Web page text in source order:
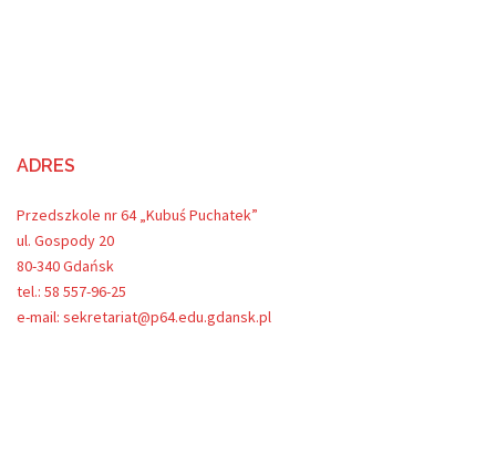
ADRES
Przedszkole nr 64 „Kubuś Puchatek”
ul. Gospody 20
80-340 Gdańsk
tel.: 58 557-96-25
e-mail: sekretariat@p64.edu.gdansk.pl